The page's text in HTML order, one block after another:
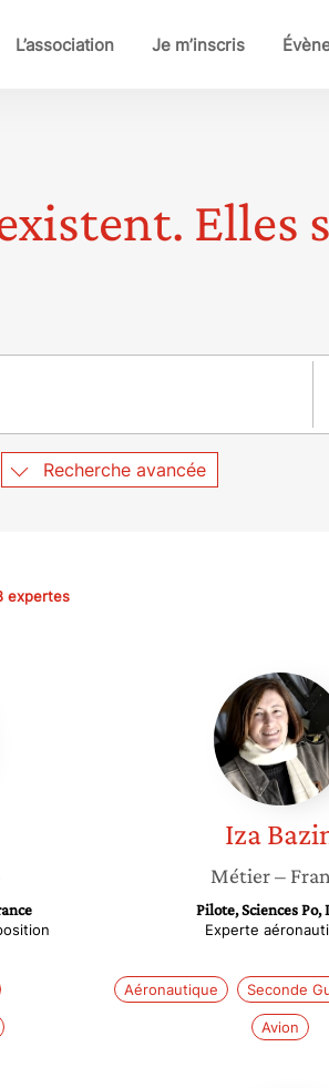
L’association Je m’inscris
Elles
Recherche avancée
expertes
Iza
Bazin
Iza
Métier–
Pilote, Sciences Po,
Experte
Aéronautique Seconde
Avion